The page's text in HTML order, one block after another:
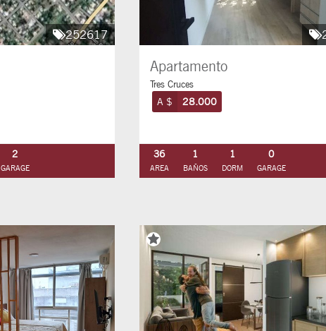
252617
2
GARAGE
Apartamento
Tres Cruces
A $ 28.000
36
AREA
1
BAÑOS
1
DORM
0
GARAGE